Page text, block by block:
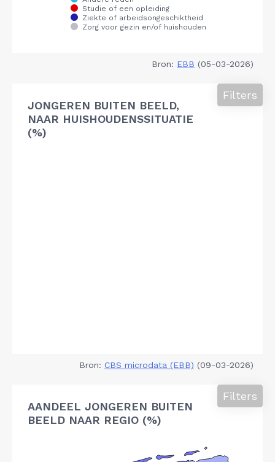
Bron: EBB (05-03-2026)
JONGEREN BUITEN BEELD,
NAAR HUISHOUDENSSITUATIE
(%)
Filters
Bron: CBS microdata (EBB) (09-03-2026)
AANDEEL JONGEREN BUITEN
BEELD NAAR REGIO (%)
Filters